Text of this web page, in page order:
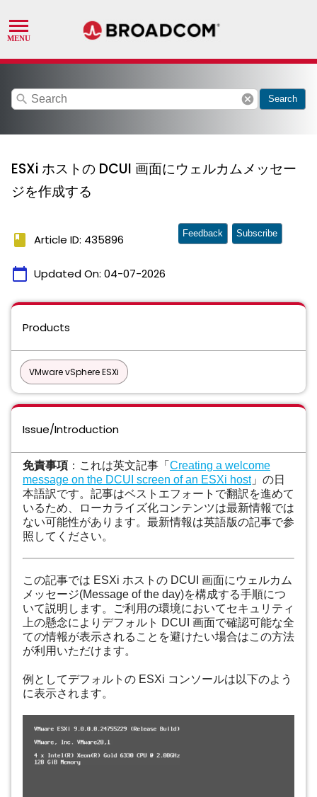
search cancel Search
ESXi ホストの DCUI 画面にウェルカムメッセー
ジを作成する
book Article ID: 435896
calendar_today Updated On: 04-07-2026
Feedback Subscribe
Products
VMware vSphere ESXi
Issue/Introduction
免責事項 ：これは英文記事「 Creating a welcome
message on the DCUI screen of an ESXi host 」の日
本語訳です。記事はベストエフォートで翻訳を進めて
いるため、ローカライズ化コンテンツは最新情報では
ない可能性があります。最新情報は英語版の記事で参
照してください。
この記事では ESXi ホストの DCUI 画面にウェルカム
メッセージ(Message of the day)を構成する手順につ
いて説明します。ご利用の環境においてセキュリティ
上の懸念によりデフォルト DCUI 画面で確認可能な全
ての情報が表示されることを避けたい場合はこの方法
が利用いただけます。
例としてデフォルトの ESXi コンソールは以下のよう
に表示されます。